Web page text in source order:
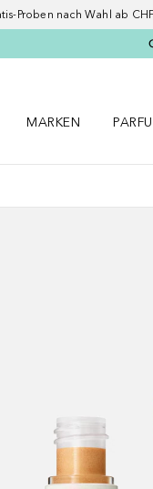
Proben nach Wahl ab
MARKEN